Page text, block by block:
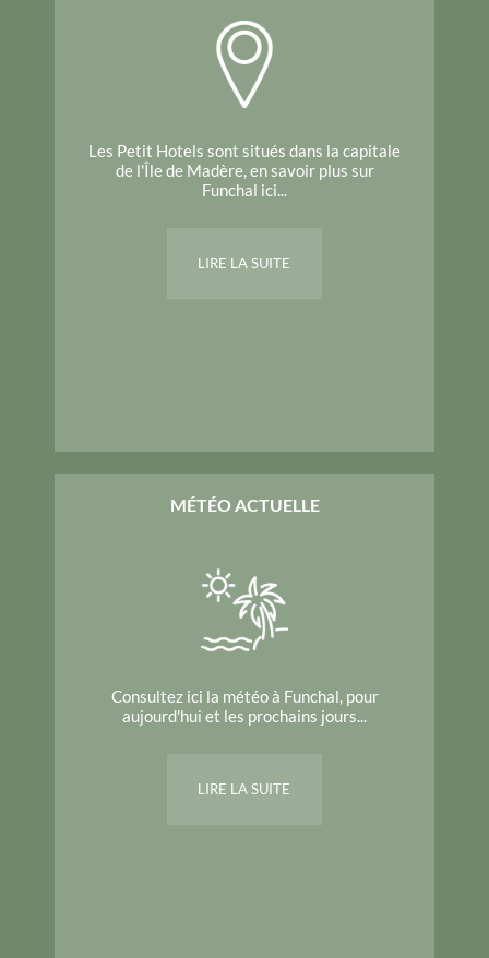
Les Petit Hotels sont situés dans la capitale
de l'Île de Madère, en savoir plus sur
Funchal ici...
LIRE LA SUITE
MÉTÉO ACTUELLE
Consultez ici la météo à Funchal, pour
aujourd'hui et les prochains jours...
LIRE LA SUITE